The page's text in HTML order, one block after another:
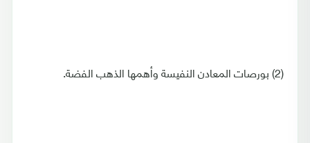
(2) بورصات المعادن النفيسة وأهمها الذهب الفضة.